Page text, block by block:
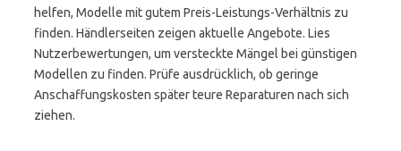
helfen, Modelle mit gutem Preis-Leistungs-Verhältnis zu
finden. Händlerseiten zeigen aktuelle Angebote. Lies
Nutzerbewertungen, um versteckte Mängel bei günstigen
Modellen zu finden. Prüfe ausdrücklich, ob geringe
Anschaffungskosten später teure Reparaturen nach sich
ziehen.